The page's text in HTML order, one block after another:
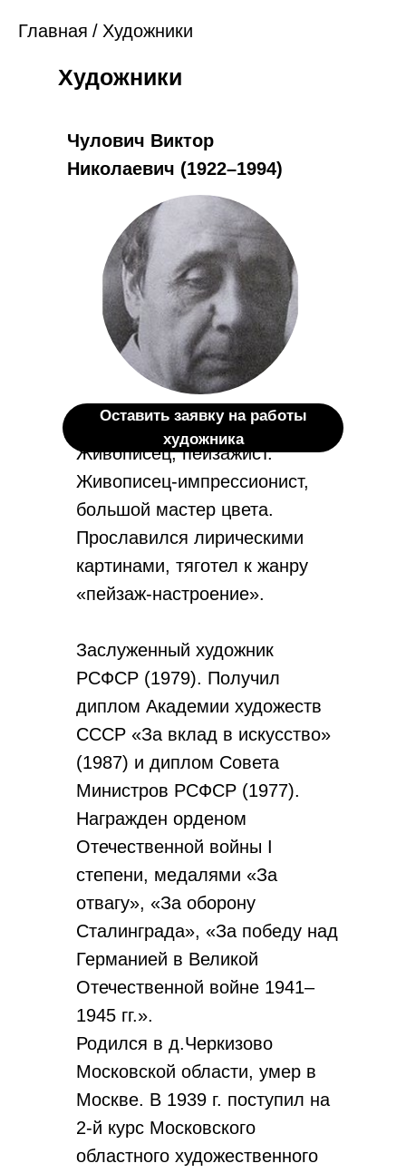
Главная / Художники
Художники
Живописец, пейзажист.
Живописец-импрессионист,
большой мастер цвета.
Прославился лирическими
картинами, тяготел к жанру
«пейзаж-настроение».
Заслуженный художник
РСФСР (1979). Получил
дипло­м Академии художеств
СССР «За вклад в искусство»
(1987) и диплом Совета
Министров РСФСР (1977).
Награжден орденом
Отечественной войны I
степени, медалями «За
отвагу», «За оборону
Сталинграда», «За победу над
Германией в Великой
Отечественной войне 1941–
1945 гг.».
Родился в д.Черкизово
Московской области, умер в
Москве. В 1939 г. поступил на
2-й курс Московского
областного художественного
Чулович Виктор
Николаевич (1922–1994)
Оставить заявку на работы
художника